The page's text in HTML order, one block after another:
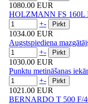
1080.00 EUR
HOLZMANN FS 160L
+-
1034.00 EUR
Augstspiediena
+-
1030.00 EUR
Punktu metināšanas
+-
1021.00 EUR
BERNARDO T 500 F/